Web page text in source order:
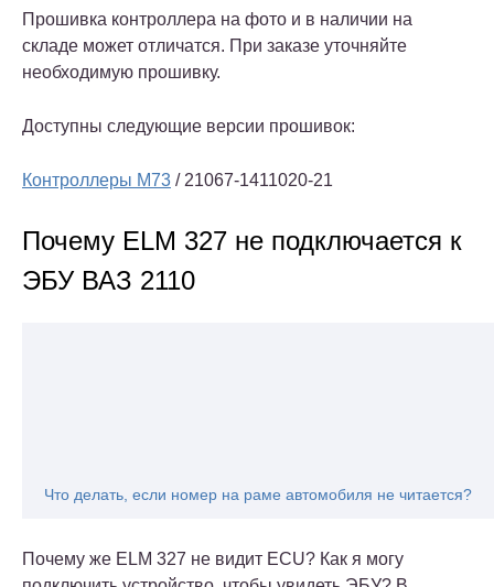
Прошивка контроллера на фото и в наличии на
складе может отличатся. При заказе уточняйте
необходимую прошивку.
Доступны следующие версии прошивок:
Контроллеры М73 / 21067-1411020-21
Почему ELM 327 не подключается к
ЭБУ ВАЗ 2110
Что делать, если номер на раме автомобиля не читается?
Почему же ELM 327 не видит ECU? Как я могу